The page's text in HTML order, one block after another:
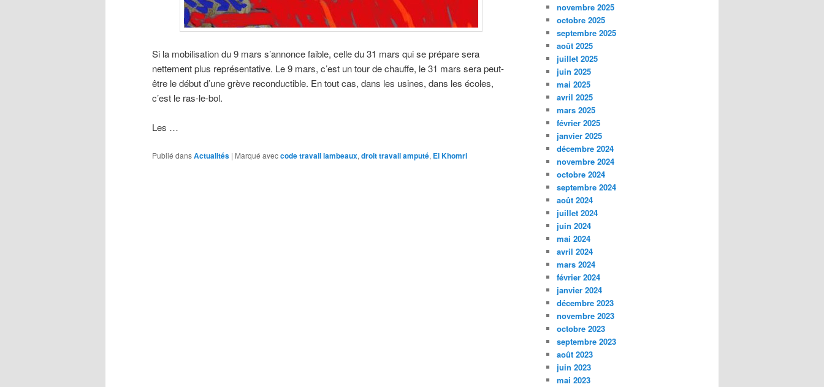
Si la mobilisation du 9 mars s’annonce faible, celle du 31 mars qui se prépare sera
nettement plus représentative. Le 9 mars, c’est un tour de chauffe, le 31 mars sera peut-
être le début d’une grève reconductible. En tout cas, dans les usines, dans les écoles,
c’est le ras-le-bol.
Les …
Publié dansActualités | Marqué aveccode travail lambeaux, droit travail amputé, El Khomri
novembre 2025
octobre 2025
septembre 2025
août 2025
juillet 2025
juin 2025
mai 2025
avril 2025
mars 2025
février 2025
janvier 2025
décembre 2024
novembre 2024
octobre 2024
septembre 2024
août 2024
juillet 2024
juin 2024
mai 2024
avril 2024
mars 2024
février 2024
janvier 2024
décembre 2023
novembre 2023
octobre 2023
septembre 2023
août 2023
juin 2023
mai 2023